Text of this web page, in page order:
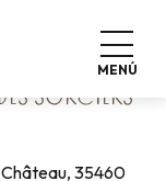
MENÚ
SORCIERS
35460